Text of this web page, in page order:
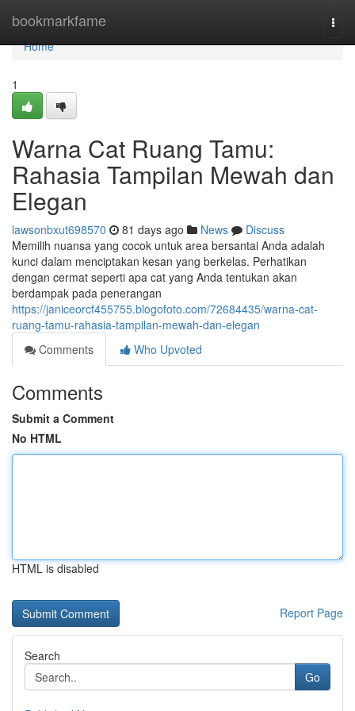
bookmarkfame
Home
Home
1
Warna Cat Ruang Tamu:
Rahasia Tampilan Mewah dan
Elegan
lawsonbxut698570 81 days ago News
Discuss
Memilih nuansa yang cocok untuk area bersantai Anda adalah
kunci dalam menciptakan kesan yang berkelas. Perhatikan
dengan cermat seperti apa cat yang Anda tentukan akan
berdampak pada penerangan
https://janiceorcf455755.blogofoto.com/72684435/warna-cat-
ruang-tamu-rahasia-tampilan-mewah-dan-elegan
Comments
Who Upvoted
Comments
Submit a Comment
No HTML
HTML is disabled
Report Page
Search
Go